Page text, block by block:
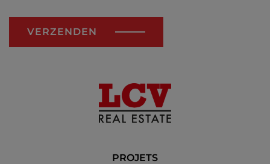
VERZENDEN
PROJETS